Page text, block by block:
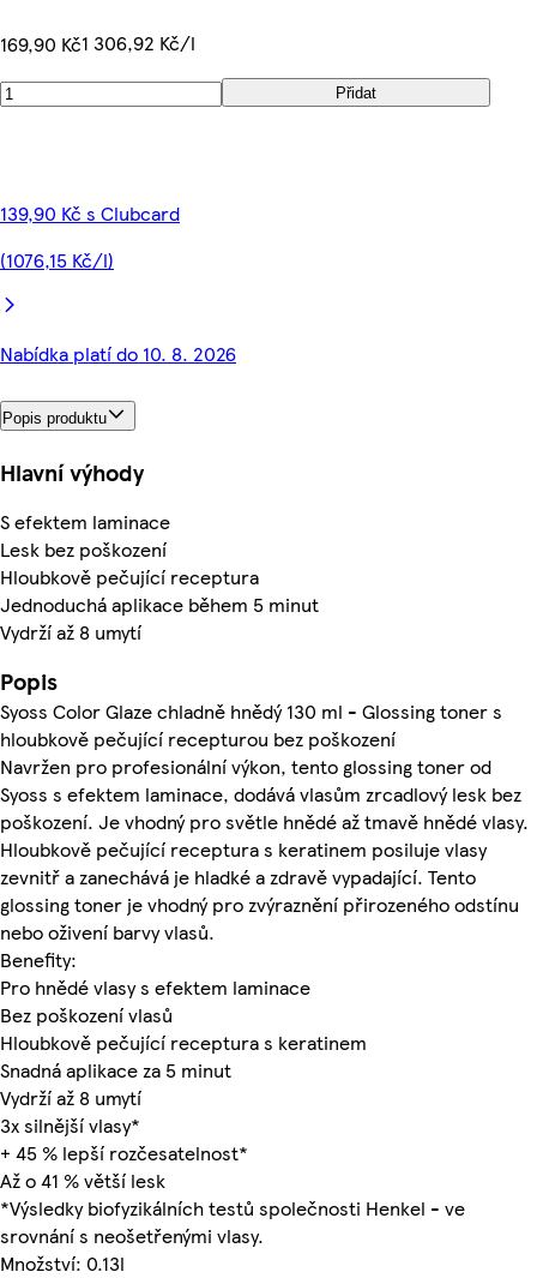
169,90 Kč1 306,92 Kč/l
Přidat
139,90 Kč s Clubcard
(1076,15 Kč/l)
Nabídka platí do 10. 8. 2026
Popis produktu
Hlavní výhody
S efektem laminace
Lesk bez poškození
Hloubkově pečující receptura
Jednoduchá aplikace během 5 minut
Vydrží až 8 umytí
Popis
Syoss Color Glaze chladně hnědý 130 ml - Glossing toner s
hloubkově pečující recepturou bez poškození
Navržen pro profesionální výkon, tento glossing toner od
Syoss s efektem laminace, dodává vlasům zrcadlový lesk bez
poškození. Je vhodný pro světle hnědé až tmavě hnědé vlasy.
Hloubkově pečující receptura s keratinem posiluje vlasy
zevnitř a zanechává je hladké a zdravě vypadající. Tento
glossing toner je vhodný pro zvýraznění přirozeného odstínu
nebo oživení barvy vlasů.
Benefity:
Pro hnědé vlasy s efektem laminace
Bez poškození vlasů
Hloubkově pečující receptura s keratinem
Snadná aplikace za 5 minut
Vydrží až 8 umytí
3x silnější vlasy*
+ 45 % lepší rozčesatelnost*
Až o 41 % větší lesk
*Výsledky biofyzikálních testů společnosti Henkel - ve
srovnání s neošetřenými vlasy.
Množství: 0.13l